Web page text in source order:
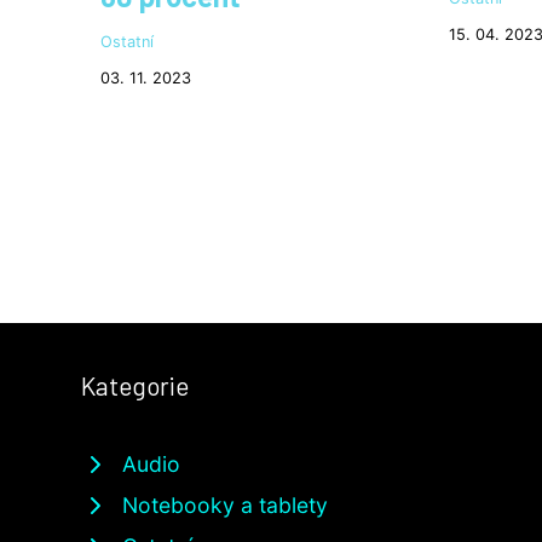
Ostatní
03. 11. 2023
15. 04. 2023
Kategorie
Audio
Notebooky a tablety